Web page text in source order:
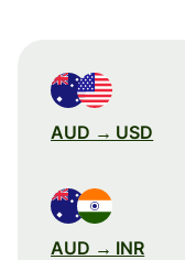
AUD → USD
AUD → INR